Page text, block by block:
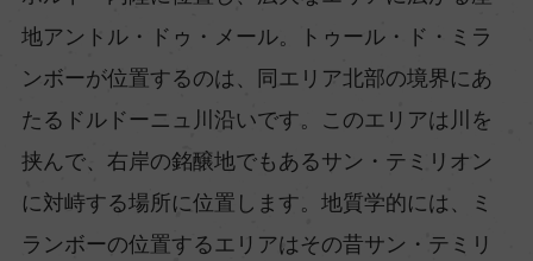
地アントル・ドゥ・メール。トゥール・ド・ミラ
ンボーが位置するのは、同エリア北部の境界にあ
たるドルドーニュ川沿いです。このエリアは川を
挟んで、右岸の銘醸地でもあるサン・テミリオン
に対峙する場所に位置します。地質学的には、ミ
ランボーの位置するエリアはその昔サン・テミリ